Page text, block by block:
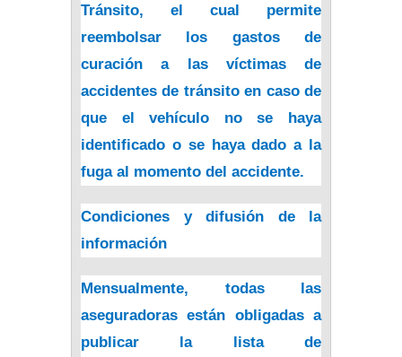
Tránsito, el cual permite
reembolsar los gastos de
curación a las víctimas de
accidentes de tránsito en caso de
que el vehículo no se haya
identificado o se haya dado a la
fuga al momento del accidente.
Condiciones y difusión de la
información
Mensualmente, todas las
aseguradoras están obligadas a
publicar la
lista de